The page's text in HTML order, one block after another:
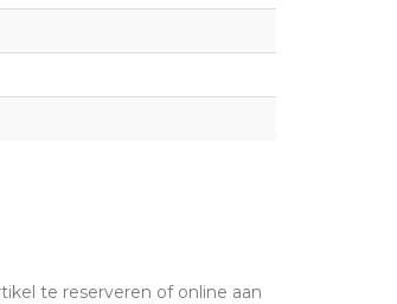
te reserveren of online aan